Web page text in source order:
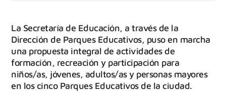
La Secretaría de Educación, a través de la
Dirección de Parques Educativos, puso en marcha
una propuesta integral de actividades de
formación, recreación y participación para
niños/as, jóvenes, adultos/as y personas mayores
en los cinco Parques Educativos de la ciudad.